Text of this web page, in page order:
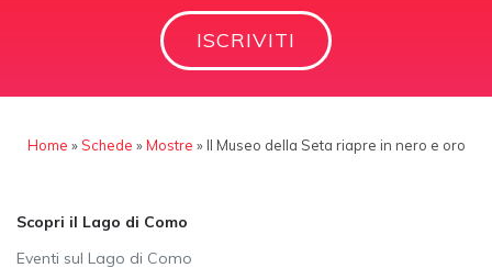
ISCRIVITI
Home »Schede »Mostre » ll Museo della Seta riapre in nero e oro
Scopri il Lago di Como
Eventi sul Lago di Como